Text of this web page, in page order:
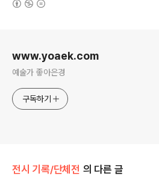
www.yoaek.com
예술가 좋아은경
구독하기
전시 기록/단체전 의 다른 글